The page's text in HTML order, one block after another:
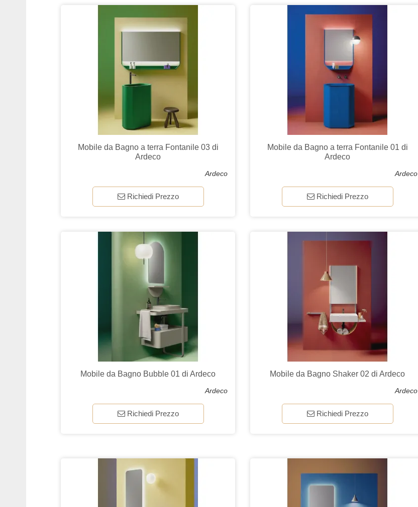
Mobile da Bagno a terra Fontanile 03 di
Ardeco
Ardeco
Richiedi Prezzo
Mobile da Bagno a terra Fontanile 01 di
Ardeco
Ardeco
Richiedi Prezzo
Mobile da Bagno Bubble 01 di Ardeco
Ardeco
Richiedi Prezzo
Mobile da Bagno Shaker 02 di Ardeco
Ardeco
Richiedi Prezzo